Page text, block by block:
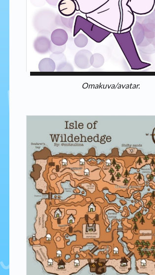
Omakuva/avatar.